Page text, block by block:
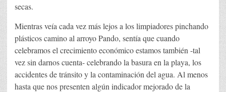
secas.
Mientras veía cada vez más lejos a los limpiadores pinchando
plásticos camino al arroyo Pando, sentía que cuando
celebramos el crecimiento económico estamos también -tal
vez sin darnos cuenta- celebrando la basura en la playa, los
accidentes de tránsito y la contaminación del agua. Al menos
hasta que nos presenten algún indicador mejorado de la